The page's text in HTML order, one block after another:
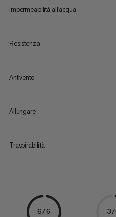
Impermeabilità all'acqua
Resistenza
Antivento
Allungare
Traspirabilità
6/6 3/